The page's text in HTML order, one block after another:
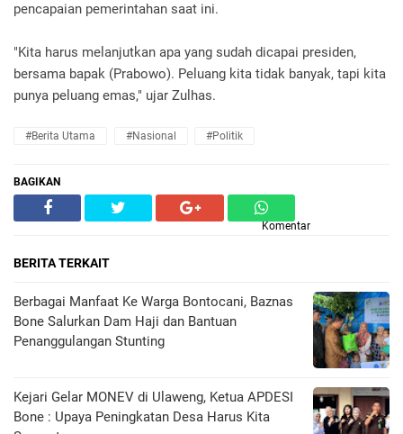
pencapaian pemerintahan saat ini.
"Kita harus melanjutkan apa yang sudah dicapai presiden,
bersama bapak (Prabowo). Peluang kita tidak banyak, tapi kita
punya peluang emas," ujar Zulhas.
#Berita Utama #Nasional #Politik
BAGIKAN
Komentar
BERITA TERKAIT
Berbagai Manfaat Ke Warga Bontocani, Baznas
Bone Salurkan Dam Haji dan Bantuan
Penanggulangan Stunting
Kejari Gelar MONEV di Ulaweng, Ketua APDESI
Bone : Upaya Peningkatan Desa Harus Kita